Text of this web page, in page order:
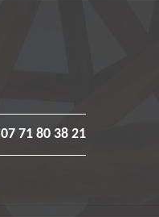
07 71 80 38 21